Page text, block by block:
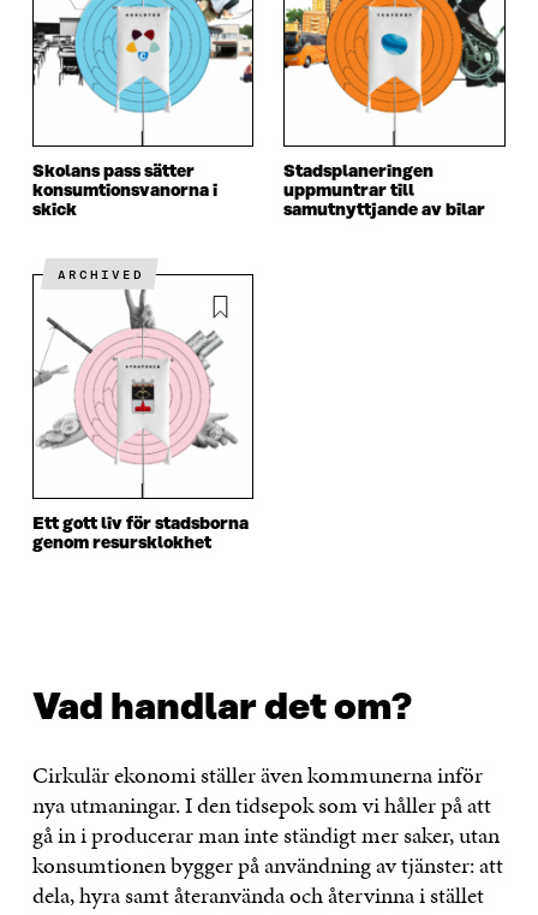
Skolans pass sätter
konsumtionsvanorna i
skick
Stadsplaneringen
uppmuntrar till
samutnyttjande av bilar
ARCHIVED
Ett gott liv för stadsborna
genom resursklokhet
Vad handlar det om?
Cirkulär ekonomi ställer även kommunerna inför
nya utmaningar. I den tidsepok som vi håller på att
gå in i producerar man inte ständigt mer saker, utan
konsumtionen bygger på användning av tjänster: att
dela, hyra samt återanvända och återvinna i stället